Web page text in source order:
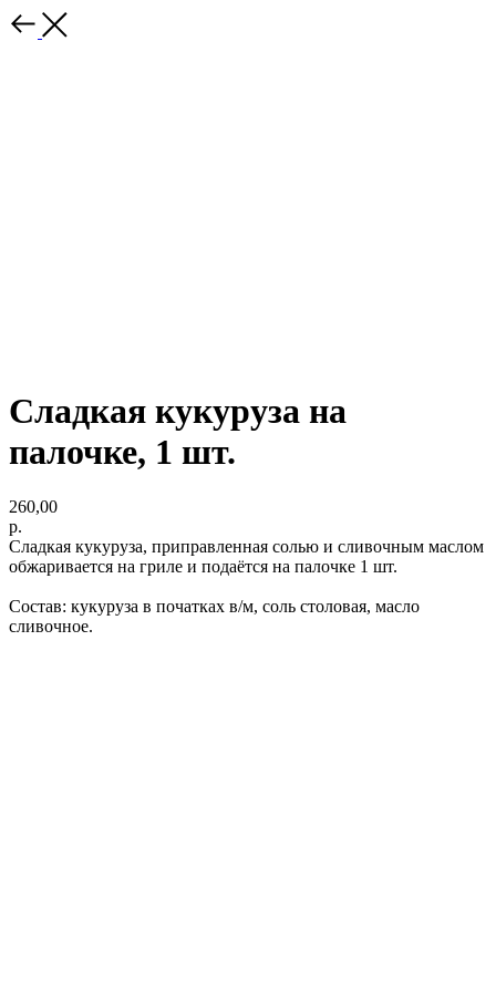
Сладкая кукуруза на
палочке, 1 шт.
260,00
р.
Сладкая кукуруза, приправленная солью и сливочным маслом
обжаривается на гриле и подаётся на палочке 1 шт.
Состав: кукуруза в початках в/м, соль столовая, масло
сливочное.